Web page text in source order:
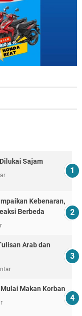
Sajam
Kebenaran,
Berbeda
Arab dan
Makan Korban